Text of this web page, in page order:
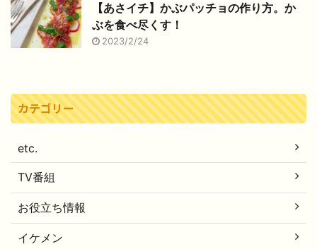
【あさイチ】かぶパッチョの作り方。か
ぶを食べ尽くす！
2023/2/24
カテゴリー
etc.
TV番組
お役立ち情報
イケメン